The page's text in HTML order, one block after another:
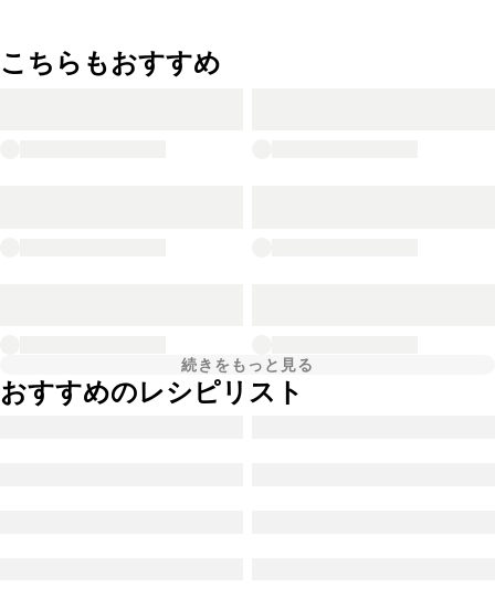
こちらもおすすめ
続きをもっと見る
おすすめのレシピリスト